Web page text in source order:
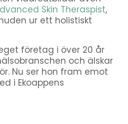
Skin Theraspist,
ur ett holistiskt
företag i över 20 år
och älskar
Nu ser hon fram emot
i Ekoappens